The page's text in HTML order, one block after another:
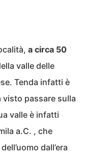
a circa 50
valle delle
Tenda infatti è
visto passare sulla
valle è infatti
a.C. , che
dall’era